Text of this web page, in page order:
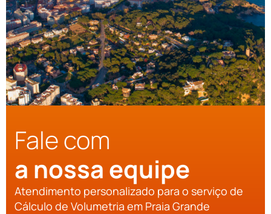
Fale com
a nossa equipe
Atendimento personalizado para o serviço de
Cálculo de Volumetria em Praia Grande